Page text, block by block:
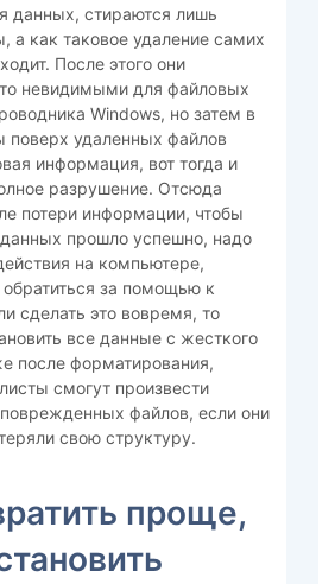
данных, стираются лишь
а как таковое удаление самих
После этого они
невидимыми для файловых
Windows, но затем в
поверх удаленных файлов
информация, вот тогда и
разрушение. Отсюда
потери информации, чтобы
данных прошло успешно, надо
на компьютере,
за помощью к
сделать это вовремя, то
все данные с жесткого
после форматирования,
смогут произвести
файлов, если они
свою структуру.
проще,